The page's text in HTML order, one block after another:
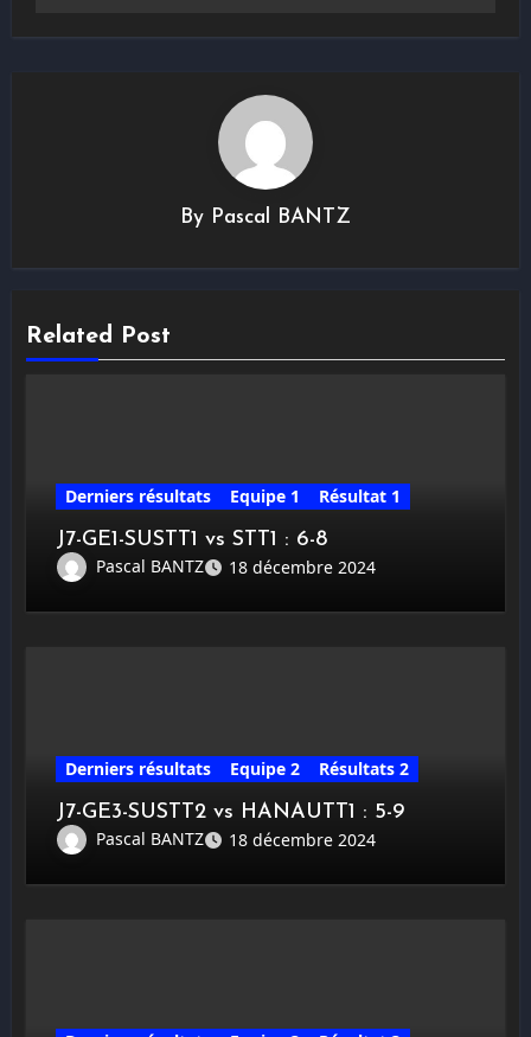
By Pascal BANTZ
Related Post
Derniers résultats Equipe 1
Résultat 1
J7-GE1-SUSTT1 vs STT1 : 6-8
Pascal BANTZ
18 décembre 2024
Derniers résultats Equipe 2
Résultats 2
J7-GE3-SUSTT2 vs HANAUTT1 : 5-9
Pascal BANTZ
18 décembre 2024